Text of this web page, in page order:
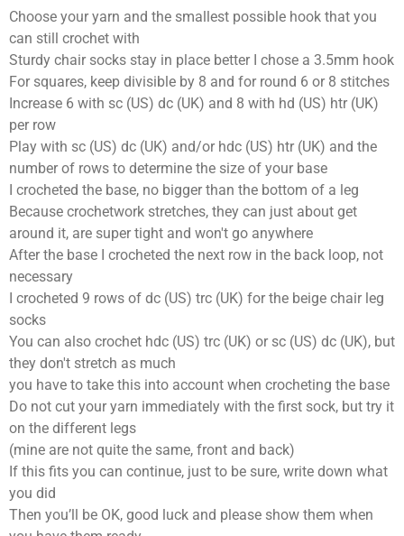
Choose your yarn and the smallest possible hook that you
can still crochet with
Sturdy chair socks stay in place better I chose a 3.5mm hook
For squares, keep divisible by 8 and for round 6 or 8 stitches
Increase 6 with sc (US) dc (UK) and 8 with hd (US) htr (UK)
per row
Play with sc (US) dc (UK) and/or hdc (US) htr (UK) and the
number of rows to determine the size of your base
I crocheted the base, no bigger than the bottom of a leg
Because crochetwork stretches, they can just about get
around it, are super tight and won't go anywhere
After the base I crocheted the next row in the back loop, not
necessary
I crocheted 9 rows of dc (US) trc (UK) for the beige chair leg
socks
You can also crochet hdc (US) trc (UK) or sc (US) dc (UK), but
they don't stretch as much
you have to take this into account when crocheting the base
Do not cut your yarn immediately with the first sock, but try it
on the different legs
(mine are not quite the same, front and back)
If this fits you can continue, just to be sure, write down what
you did
Then you’ll be OK, good luck and please show them when